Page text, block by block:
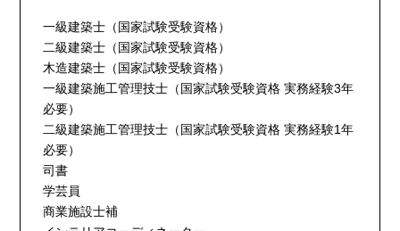
一級建築士（国家試験受験資格）
二級建築士（国家試験受験資格）
木造建築士（国家試験受験資格）
一級建築施工管理技士（国家試験受験資格 実務経験3年
必要）
二級建築施工管理技士（国家試験受験資格 実務経験1年
必要）
司書
学芸員
商業施設士補